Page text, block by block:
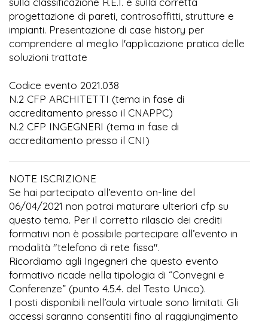
progettazione di pareti, controsoffitti, strutture e
impianti. Presentazione di case history per
comprendere al meglio l'applicazione pratica delle
soluzioni trattate
Codice evento 2021.038
N.2 CFP ARCHITETTI (tema in fase di
accreditamento presso il CNAPPC)
N.2 CFP INGEGNERI (tema in fase di
accreditamento presso il CNI)
NOTE ISCRIZIONE
Se hai partecipato all’evento on-line del
06/04/2021 non potrai maturare ulteriori cfp su
questo tema. Per il corretto rilascio dei crediti
formativi non è possibile partecipare all’evento in
modalità "telefono di rete fissa".
Ricordiamo agli Ingegneri che questo evento
formativo ricade nella tipologia di “Convegni e
Conferenze” (punto 4.5.4. del Testo Unico).
I posti disponibili nell’aula virtuale sono limitati. Gli
accessi saranno consentiti fino al raggiungimento